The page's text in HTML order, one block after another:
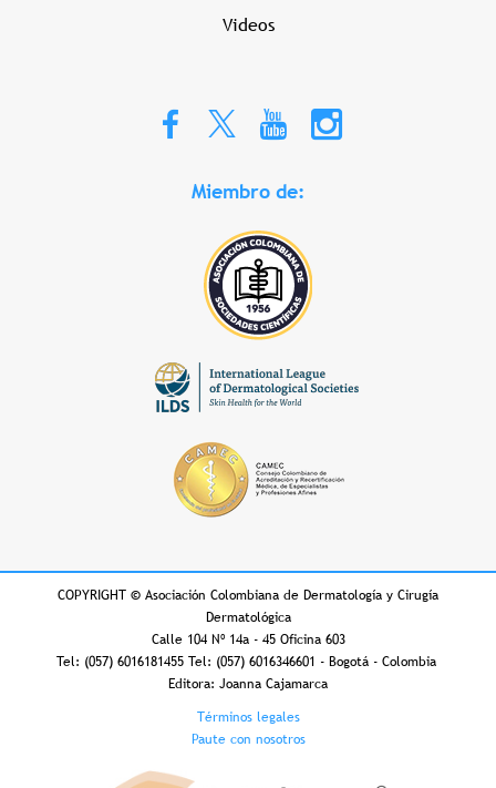
Videos
Miembro de:
COPYRIGHT © Asociación Colombiana de Dermatología y Cirugía
Dermatológica
Calle 104 Nº 14a - 45 Oficina 603
Tel: (057) 6016181455 Tel: (057) 6016346601 - Bogotá - Colombia
Editora: Joanna Cajamarca
Términos legales
Paute con nosotros